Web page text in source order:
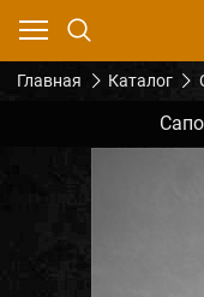
Главная Каталог